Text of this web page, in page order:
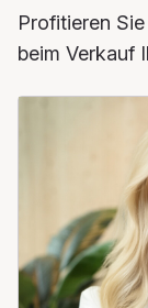
Profitieren
beim Verkauf